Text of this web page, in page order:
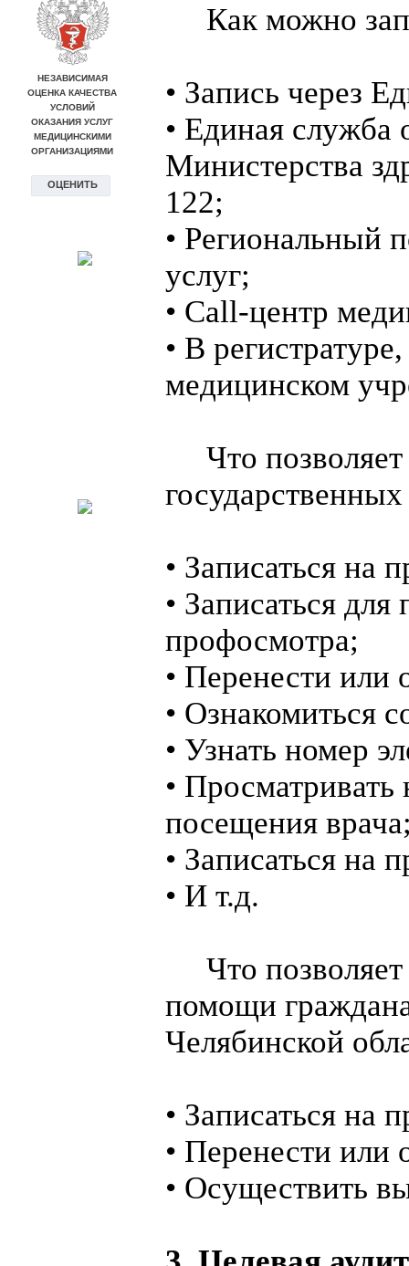
Как можно
• Запись через
• Единая
Министерства
122;
• Региональный
услуг;
• Call-центр
• В
медицинском
Что позволяет
• Записаться на
• Записаться
профосмотра;
• Перенести или
• Ознакомиться
• Узнать номер
•
посещения
• Записаться на
• И т.д.
Что позволяет
помощи
Челябинской
• Записаться на
• Перенести или
• Осуществить